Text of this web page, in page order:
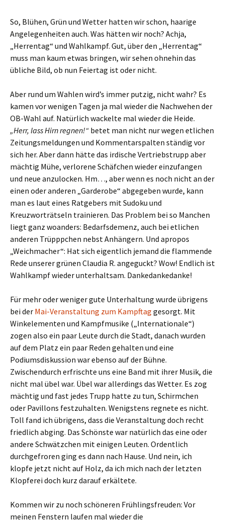
So, Blühen, Grün und Wetter hatten wir schon, haarige
Angelegenheiten auch. Was hätten wir noch? Achja,
„Herrentag“ und Wahlkampf. Gut, über den „Herrentag“
muss man kaum etwas bringen, wir sehen ohnehin das
übliche Bild, ob nun Feiertag ist oder nicht.
Aber rund um Wahlen wird’s immer putzig, nicht wahr? Es
kamen vor wenigen Tagen ja mal wieder die Nachwehen der
OB-Wahl auf. Natürlich wackelte mal wieder die Heide.
„Herr, lass Hirn regnen!“ betet man nicht nur wegen etlichen
Zeitungsmeldungen und Kommentarspalten ständig vor
sich her. Aber dann hätte das irdische Vertriebstrupp aber
mächtig Mühe, verlorene Schäfchen wieder einzufangen
und neue anzulocken. Hm…, aber wenn es noch nicht an der
einen oder anderen „Garderobe“ abgegeben wurde, kann
man es laut eines Ratgebers mit Sudoku und
Kreuzworträtseln trainieren. Das Problem bei so Manchen
liegt ganz woanders: Bedarfsdemenz, auch bei etlichen
anderen Trüpppchen nebst Anhängern. Und apropos
„Weichmacher“: Hat sich eigentlich jemand die flammende
Rede unserer grünen Claudia R. angeguckt? Wow! Endlich ist
Wahlkampf wieder unterhaltsam. Dankedankedanke!
Für mehr oder weniger gute Unterhaltung wurde übrigens
bei der Mai-Veranstaltung zum Kampftag gesorgt. Mit
Winkelementen und Kampfmusike („Internationale“)
zogen also ein paar Leute durch die Stadt, danach wurden
auf dem Platz ein paar Reden gehalten und eine
Podiumsdiskussion war ebenso auf der Bühne.
Zwischendurch erfrischte uns eine Band mit ihrer Musik, die
nicht mal übel war. Übel war allerdings das Wetter. Es zog
mächtig und fast jedes Trupp hatte zu tun, Schirmchen
oder Pavillons festzuhalten. Wenigstens regnete es nicht.
Toll fand ich übrigens, dass die Veranstaltung doch recht
friedlich abging. Das Schönste war natürlich das eine oder
andere Schwätzchen mit einigen Leuten. Ordentlich
durchgefroren ging es dann nach Hause. Und nein, ich
klopfe jetzt nicht auf Holz, da ich mich nach der letzten
Klopferei doch kurz darauf erkältete.
Kommen wir zu noch schöneren Frühlingsfreuden: Vor
meinen Fenstern laufen mal wieder die